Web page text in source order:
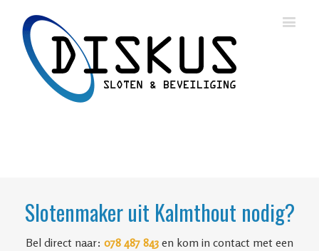
Slotenmaker uit Kalmthout nodig?
Bel direct naar: 078 487 843 en kom in contact met een